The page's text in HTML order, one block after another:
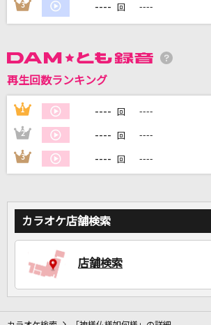
カラオケ最新情報をチェック！
3 ---- 回 ----
再生回数ランキング
1 ---- 回 ----
2 ---- 回 ----
3 ---- 回 ----
カラオケ店舗検索
店舗検索